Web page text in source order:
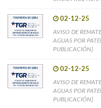
02-12-25
AVISO DE
AGUAS POR
PUBLICACIÓN]
02-12-25
AVISO DE
AGUAS POR
PUBLICACIÓN]